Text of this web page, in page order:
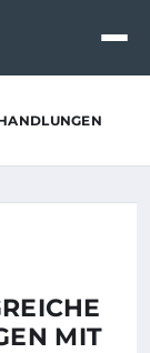
MIT